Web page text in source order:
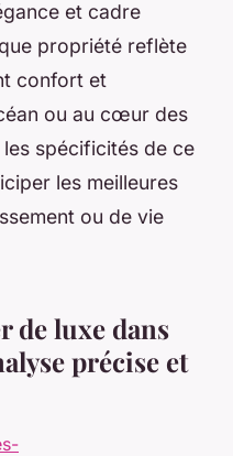
et cadre
propriété reflète
confort et
ou au cœur des
spécificités de ce
les meilleures
ou de vie
de luxe dans
précise et